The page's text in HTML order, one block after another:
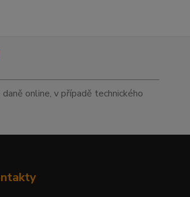
online, v případě technického